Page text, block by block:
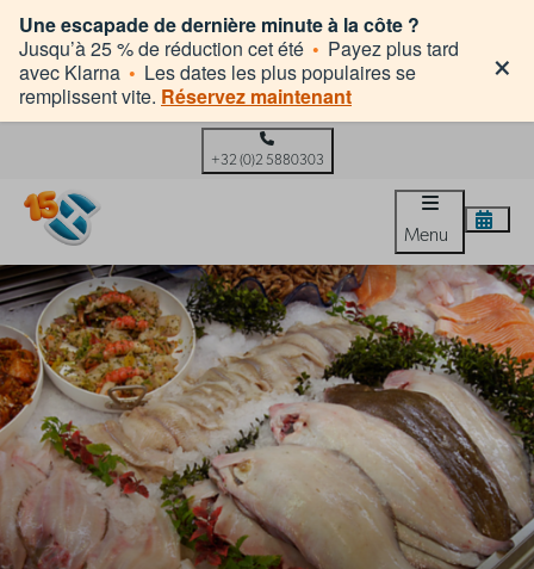
Une escapade de dernière minute à la côte ?
Jusqu’à 25 % de réduction cet été • Payez plus tard
avec Klarna • Les dates les plus populaires se
remplissent vite. Réservez maintenant
×
+32 (0)2 5880303
Menu